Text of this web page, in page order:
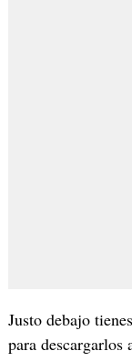
Justo debajo
para